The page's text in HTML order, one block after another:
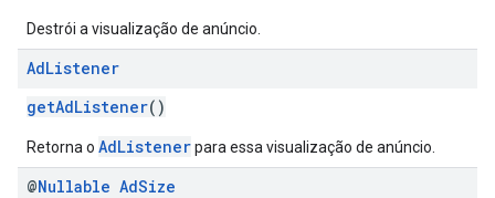
Destrói a visualização de anúncio.
AdListener
getAdListener()
Retorna o AdListenerpara essa visualização de anúncio.
@Nullable AdSize